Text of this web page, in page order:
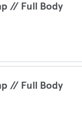
// Full Body
// Full Body